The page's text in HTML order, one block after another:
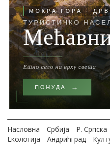
Насловна Србија Р. Српска
Екологија
Андрићград